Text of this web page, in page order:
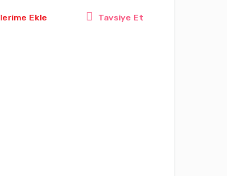
Tavsiye Et